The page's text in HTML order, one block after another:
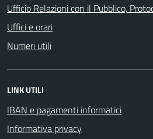
Ufficio Relazioni con il Pubblico,
Uffici e orari
Numeri utili
LINK UTILI
IBAN e pagamenti informatici
Informativa privacy